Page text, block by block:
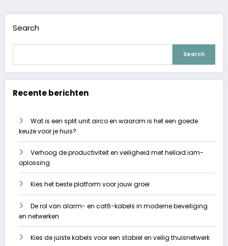
Search
Search
Recente berichten
Wat is een split unit airco en waarom is het een goede
keuze voor je huis?
Verhoog de productiviteit en veiligheid met helloid iam-
oplossing
Kies het beste platform voor jouw groei
De rol van alarm- en cat6-kabels in moderne beveiliging
en netwerken
Kies de juiste kabels voor een stabiel en veilig thuisnetwerk